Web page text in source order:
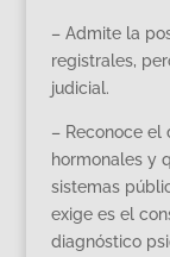
– Admite la
registrales,
judicial.
– Reconoce el
hormonales y
sistemas
exige es el
diagnóstico